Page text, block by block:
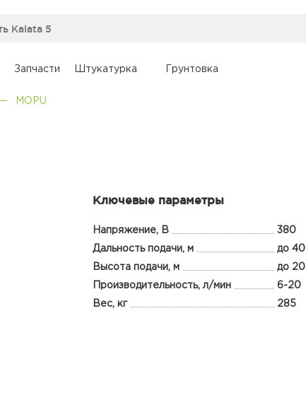
Запчасти Штукатурка Грунтовка
MOPU
Ключевые параметры
Напряжение, В
380
Дальность подачи, м
до 40
Высота подачи, м
до 20
Производительность, л/мин
6-20
Вес, кг
285